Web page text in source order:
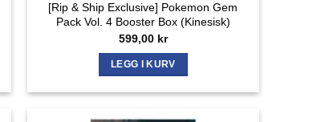
[Rip & Ship Exclusive] Pokemon Gem
Pack Vol. 4 Booster Box (Kinesisk)
599,00 kr
LEGG I KURV